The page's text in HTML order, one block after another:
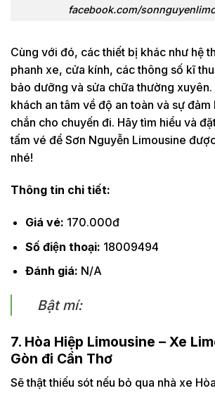
facebook.com/
Cùng với đó, các thiết bị khác như hệ
phanh xe, cửa kính, các thông số kĩ
bảo dưỡng và sửa chữa thường
khách an tâm về độ an toàn và sự
chắn cho chuyến đi. Hãy tìm hiểu và
tấm vé để Sơn Nguyễn Limousine
nhé!
Thông tin chi tiết:
Giá vé: 170.000đ
Số điện thoại: 18009494
Đánh giá: N/A
Bật mí:
7. Hòa Hiệp Limousine – Xe
Gòn đi Cần Thơ
Sẽ thật thiếu sót nếu bỏ qua nhà xe